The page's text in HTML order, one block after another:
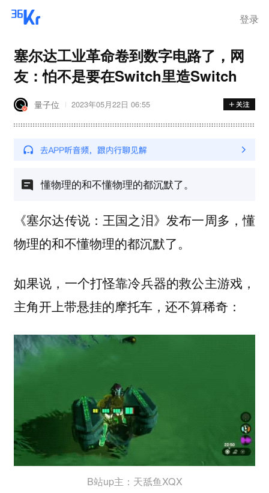
登录
塞尔达工业革命卷到数字电路了，网
友：怕不是要在Switch里造Switch
量子位 2023年05月22日 06:55
懂物理的和不懂物理的都沉默了。
《塞尔达传说：王国之泪》发布一周多，懂
物理的和不懂物理的都沉默了。
如果说，一个打怪靠冷兵器的救公主游戏，
主角开上带悬挂的摩托车，还不算稀奇：
B站up主：天舐鱼XQX